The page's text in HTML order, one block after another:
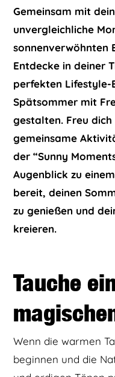
Gemeinsam mit
unvergleichliche
sonnenverwöhnten
Entdecke in deiner
perfekten Lifestyle-
Spätsommer mit
gestalten. Freu dich
gemeinsame
der “Sunny
Augenblick zu
bereit, deinen
zu genießen und
kreieren.
Tauche
Wenn die warmen
beginnen und die